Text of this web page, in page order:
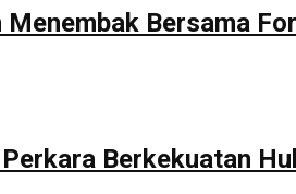
Bersama
Berkekuatan